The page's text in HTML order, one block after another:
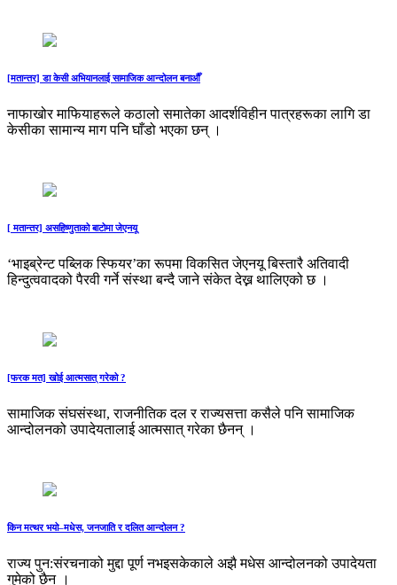
[मतान्तर] डा केसी अभियानलाई सामाजिक आन्दोलन बनाऔँ
नाफाखोर माफियाहरूले कठालो समातेका आदर्शविहीन पात्रहरूका लागि डा
केसीका सामान्य माग पनि घाँडो भएका छन् ।
[ मतान्तर] असहिष्णुताको बाटोमा जेएनयू
‘भाइब्रेन्ट पब्लिक स्फियर’का रूपमा विकसित जेएनयू बिस्तारै अतिवादी
हिन्दुत्ववादको पैरवी गर्ने संस्था बन्दै जाने संकेत देख्न थालिएको छ ।
[फरक मत] खोई आत्मसात् गरेको ?
सामाजिक संघसंस्था, राजनीतिक दल र राज्यसत्ता कसैले पनि सामाजिक
आन्दोलनको उपादेयतालाई आत्मसात् गरेका छैनन् ।
किन मत्थर भयो–मधेस, जनजाति र दलित आन्दोलन ?
राज्य पुन:संरचनाको मुद्दा पूर्ण नभइसकेकाले अझै मधेस आन्दोलनको उपादेयता
गुमेको छैन ।